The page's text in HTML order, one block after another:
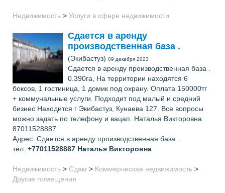
Недвижимость > Услуги в сфере недвижимости
Сдается в аренду
производственная база .
(Экибастуз) 09 декабря 2023
Сдается в аренду производственная база .
0.390га, На территории находятся 6
боксов, 1 гостиница, 1 домик под охрану. Оплата 150000тг
+ коммунальные услуги. Подходит под малый и средний
бизнес Находится г Экибастуз, Кунаева 127. Все вопросы
можно задать по телефону и вацап. Наталья Викторовна
87011528887
Адрес: Сдается в аренду производственная база .
тел. +77011528887 Наталья Викторовна
Недвижимость > Сдам > Коммерческая недвижимость >
Другие помещения